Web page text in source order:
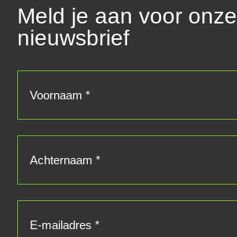
Meld je aan voor onze
nieuwsbrief